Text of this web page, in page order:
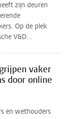
zijn deuren
Op de plek
V&D...
vaker
door online
en wethouders